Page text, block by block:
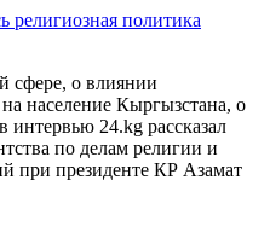
религиозная политика
сфере, о влиянии
население Кыргызстана, о
интервью 24.kg рассказал
по делам религии и
при президенте КР Азамат